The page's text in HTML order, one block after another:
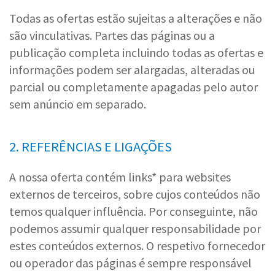
Todas as ofertas estão sujeitas a alterações e não
são vinculativas. Partes das páginas ou a
publicação completa incluindo todas as ofertas e
informações podem ser alargadas, alteradas ou
parcial ou completamente apagadas pelo autor
sem anúncio em separado.
2. REFERÊNCIAS E LIGAÇÕES
A nossa oferta contém links* para websites
externos de terceiros, sobre cujos conteúdos não
temos qualquer influência. Por conseguinte, não
podemos assumir qualquer responsabilidade por
estes conteúdos externos. O respetivo fornecedor
ou operador das páginas é sempre responsável